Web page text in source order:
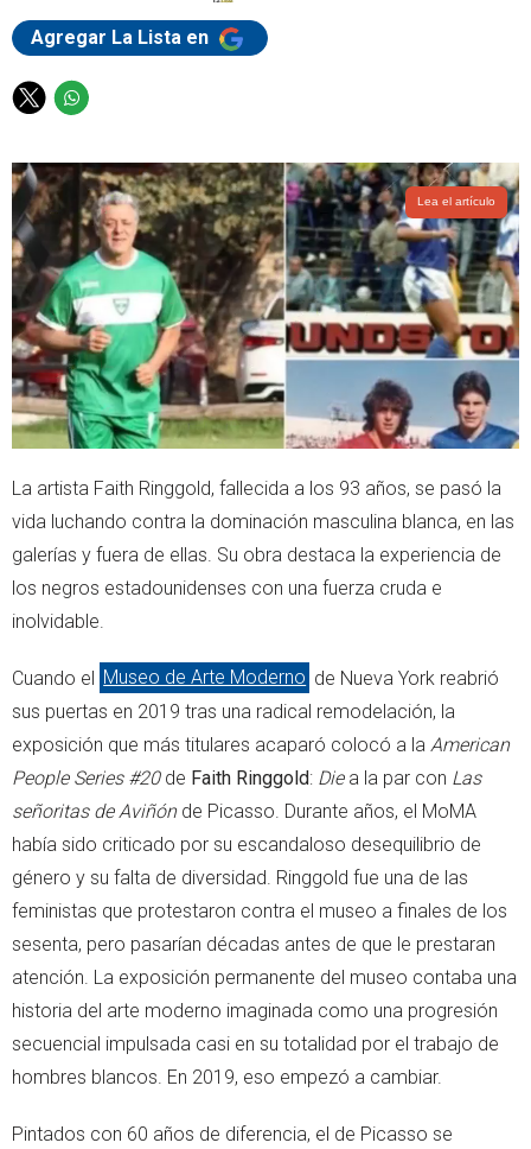
Agregar La Lista en
T
i
t
t
e
r
W
a
t
s
a
p
p
Lea el artículo
La artista Faith Ringgold, fallecida a los 93 años, se pasó la
vida luchando contra la dominación masculina blanca, en las
galerías y fuera de ellas. Su obra destaca la experiencia de
los negros estadounidenses con una fuerza cruda e
inolvidable.
Cuando el Museo de Arte Moderno de Nueva York reabrió
sus puertas en 2019 tras una radical remodelación, la
exposición que más titulares acaparó colocó a la American
People Series #20de Faith Ringgold: Diea la par con Las
señoritas de Aviñón de Picasso. Durante años, el MoMA
había sido criticado por su escandaloso desequilibrio de
género y su falta de diversidad. Ringgold fue una de las
feministas que protestaron contra el museo a finales de los
sesenta, pero pasarían décadas antes de que le prestaran
atención. La exposición permanente del museo contaba una
historia del arte moderno imaginada como una progresión
secuencial impulsada casi en su totalidad por el trabajo de
hombres blancos. En 2019, eso empezó a cambiar.
Pintados con 60 años de diferencia, el de Picasso se